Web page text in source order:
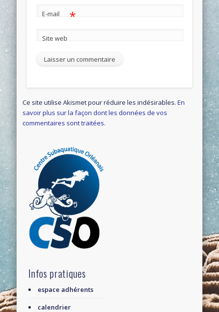
E-mail *
Site web
Ce site utilise Akismet pour réduire les indésirables.En
savoir plus sur la façon dont les données de vos
commentaires sont traitées.
Infos pratiques
espace adhérents
calendrier